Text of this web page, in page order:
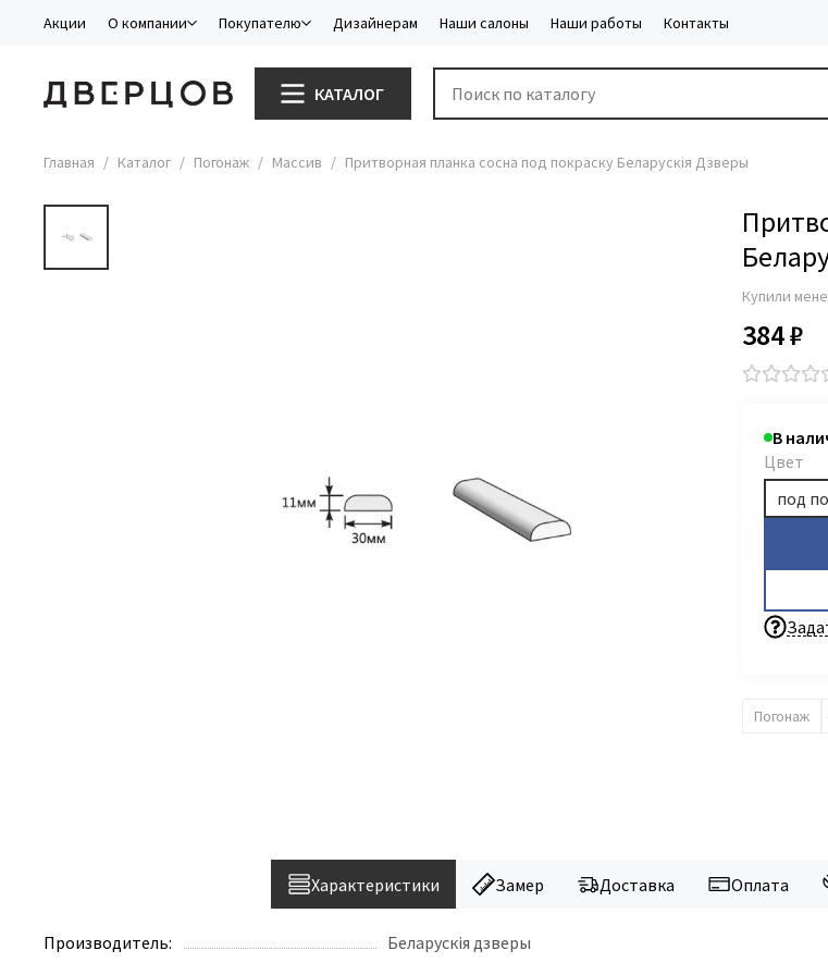
Акции О компании Покупателю Дизайнерам Наши салоны Наши работы Контакты
КАТАЛОГ
Главная Каталог Погонаж Массив Притворная планка сосна под покраску Беларускiя Дзверы
Купили
384 ₽
В
Цвет
под
Погонаж
Характеристики Замер Доставка Оплата
Производитель: Беларускiя дзверы